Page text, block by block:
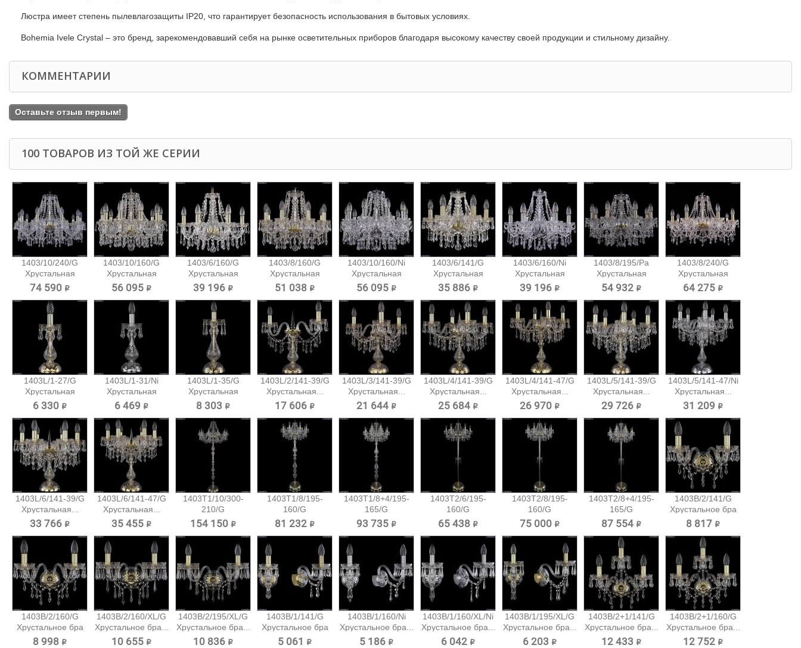
Люстра имеет степень пылевлагозащиты IP20, что гарантирует безопасность использования в бытовых условиях.
Bohemia Ivele Crystal – это бренд, зарекомендовавший себя на рынке осветительных приборов благодаря высокому качеству своей продукции и стильному дизайну.
КОММЕНТАРИИ
Оставьте отзыв первым!
100 ТОВАРОВ ИЗ ТОЙ ЖЕ СЕРИИ
1403/10/240/G
Хрустальная
подвесная...
74 590 ₽
1403/10/160/G
Хрустальная
подвесная...
56 095 ₽
1403/6/160/G
Хрустальная
подвесная...
39 196 ₽
1403/8/160/G
Хрустальная
подвесная...
51 038 ₽
1403/10/160/Ni
Хрустальная
подвесная...
56 095 ₽
1403/6/141/G
Хрустальная
подвесная...
35 886 ₽
1403/6/160/Ni
Хрустальная
подвесная...
39 196 ₽
1403/8/195/Pa
Хрустальная
подвесная...
54 932 ₽
1403/8/240/G
Хрустальная
подвесная...
64 275 ₽
1403L/1-27/G
Хрустальная
настольная...
6 330 ₽
1403L/1-31/Ni
Хрустальная
настольная...
6 469 ₽
1403L/1-35/G
Хрустальная
настольная...
8 303 ₽
1403L/2/141-39/G
Хрустальная...
17 606 ₽
1403L/3/141-39/G
Хрустальная...
21 644 ₽
1403L/4/141-39/G
Хрустальная...
25 684 ₽
1403L/4/141-47/G
Хрустальная...
26 970 ₽
1403L/5/141-39/G
Хрустальная...
29 726 ₽
1403L/5/141-47/Ni
Хрустальная...
31 209 ₽
1403L/6/141-39/G
Хрустальная...
33 766 ₽
1403L/6/141-47/G
Хрустальная...
35 455 ₽
1403T1/10/300-
210/G
Хрустальный...
154 150 ₽
1403T1/8/195-
160/G
Хрустальный
81 232 ₽
1403T1/8+4/195-
165/G
Хрустальный...
93 735 ₽
1403T2/6/195-
160/G
Хрустальный
65 438 ₽
1403T2/8/195-
160/G
Хрустальный
75 000 ₽
1403T2/8+4/195-
165/G
Хрустальный...
87 554 ₽
1403B/2/141/G
Хрустальное бра
Bohemia...
8 817 ₽
1403B/2/160/G
Хрустальное бра
Bohemia...
8 998 ₽
1403B/2/160/XL/G
Хрустальное бра...
10 655 ₽
1403B/2/195/XL/G
Хрустальное бра...
10 836 ₽
1403B/1/141/G
Хрустальное бра
Bohemia...
5 061 ₽
1403B/1/160/Ni
Хрустальное бра...
5 186 ₽
1403B/1/160/XL/Ni
Хрустальное бра...
6 042 ₽
1403B/1/195/XL/G
Хрустальное бра...
6 203 ₽
1403B/2+1/141/G
Хрустальное бра...
12 433 ₽
1403B/2+1/160/G
Хрустальное бра...
12 752 ₽